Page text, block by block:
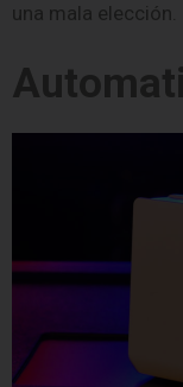
una mala elección.